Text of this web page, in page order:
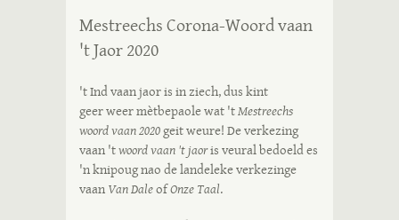
Mestreechs Corona-Woord vaan
't Jaor 2020
't Ind vaan jaor is in ziech, dus kint
geer weer mètbepaole wat 'tMestreechs
woord vaan 2020geit weure! De verkezing
vaan 'twoord vaan 't jaoris veural bedoeld es
'n knipoug nao de landeleke verkezinge
vaanVan DaleofOnze Taal.